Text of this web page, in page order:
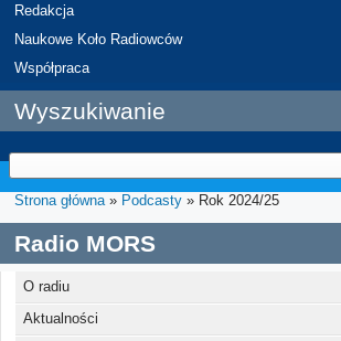
Redakcja
Naukowe Koło Radiowców
Współpraca
Wyszukiwanie
Strona główna» Podcasty » Rok 2024/25
Radio MORS
O radiu
Aktualności